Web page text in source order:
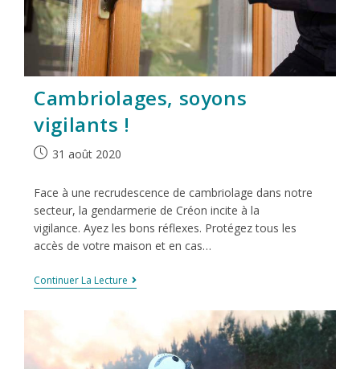
Cambriolages, soyons
vigilants !
31 août 2020
Face à une recrudescence de cambriolage dans notre
secteur, la gendarmerie de Créon incite à la
vigilance. Ayez les bons réflexes. Protégez tous les
accès de votre maison et en cas…
Continuer La Lecture